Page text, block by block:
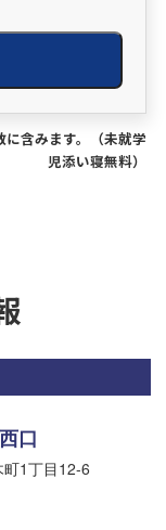
含みます。（未就学
児添い寝無料）